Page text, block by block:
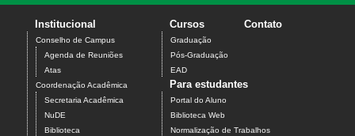
Institucional
Conselho de Campus
Agenda de Reuniões
Atas
Coordenação Acadêmica
Secretaria Acadêmica
NuDE
Biblioteca
Cursos
Graduação
Pós-Graduação
EAD
Contato
Para estudantes
Portal do Aluno
Biblioteca Web
Normalização de Trabalhos